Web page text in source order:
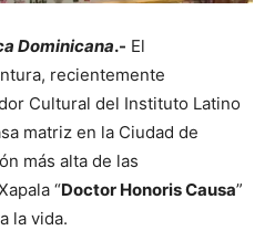
Dominicana.- El
recientemente
Cultural del Instituto Latino
matriz en la Ciudad de
más alta de las
“Doctor Honoris Causa”
la vida.